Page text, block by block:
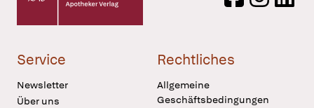
Service
Newsletter
Über uns
Rechtliches
Allgemeine
Geschäftsbedingungen